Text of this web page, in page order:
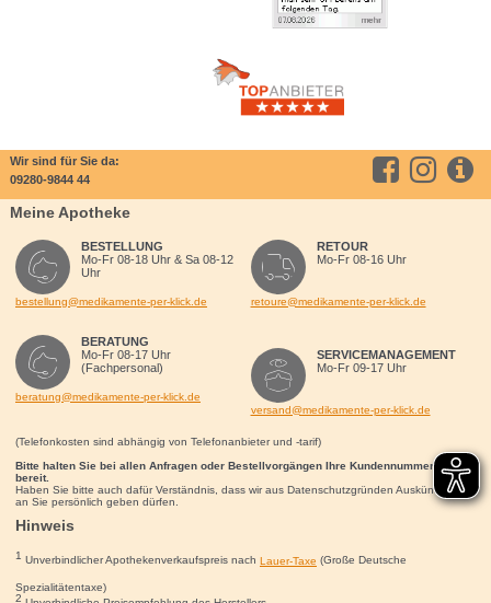
Wir sind für Sie da:
09280-9844 44
Meine Apotheke
BESTELLUNG
Mo-Fr 08-18 Uhr & Sa 08-12
Uhr
bestellung@medikamente-per-klick.de
BERATUNG
Mo-Fr 08-17 Uhr
(Fachpersonal)
beratung@medikamente-per-klick.de
RETOUR
Mo-Fr 08-16 Uhr
retoure@medikamente-per-klick.de
SERVICEMANAGEMENT
Mo-Fr 09-17 Uhr
versand@medikamente-per-klick.de
(Telefonkosten sind abhängig von Telefonanbieter und -tarif)
Bitte halten Sie bei allen Anfragen oder Bestellvorgängen Ihre Kundennummer für uns
bereit.
Haben Sie bitte auch dafür Verständnis, dass wir aus Datenschutzgründen Auskünfte nur
an Sie persönlich geben dürfen.
Hinweis
1 Unverbindlicher Apothekenverkaufspreis nach Lauer-Taxe (Große Deutsche
Spezialitätentaxe)
2